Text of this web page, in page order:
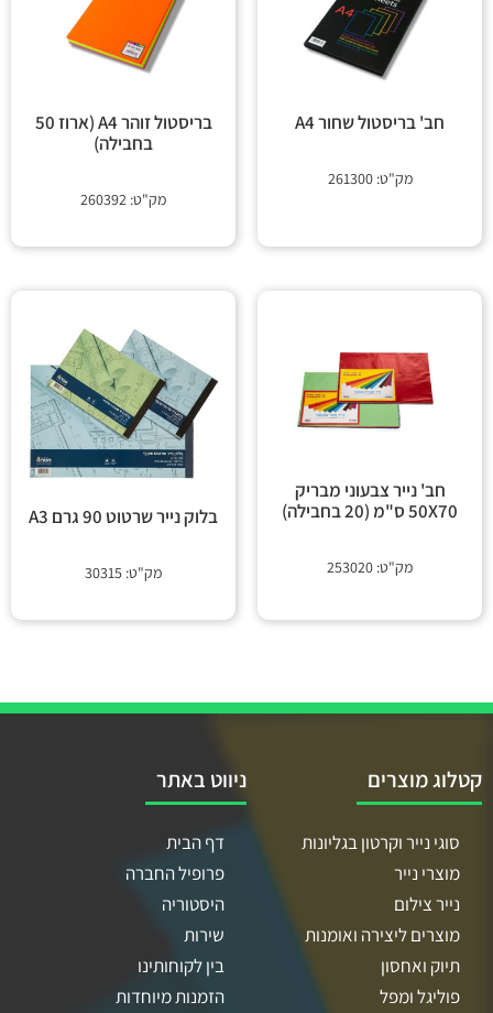
חב' בריסטול שחור A4
מק"ט: 261300
בריסטול זוהר A4 (ארוז 50
בחבילה)
מק"ט: 260392
חב' נייר צבעוני מבריק
50X70 ס"מ (20 בחבילה)
מק"ט: 253020
בלוק נייר שרטוט 90 גרם A3
מק"ט: 30315
קטלוג מוצרים
סוגי נייר וקרטון בגליונות
מוצרי נייר
נייר צילום
מוצרים ליצירה ואומנות
תיוק ואחסון
פוליגל ומפל
ניווט באתר
דף הבית
פרופיל החברה
היסטוריה
שירות
בין לקוחותינו
הזמנות מיוחדות